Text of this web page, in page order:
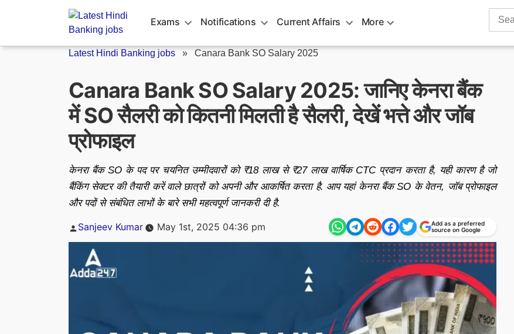
Exams Notifications Current Affairs More
Search
Latest Hindi Banking jobs » Canara Bank SO Salary 2025
Canara Bank SO Salary 2025: जानिए केनरा बैंक
में SO सैलरी को कितनी मिलती है सैलरी, देखें भत्ते और जॉब
प्रोफाइल
केनरा बैंक SO के पद पर चयनित उम्मीदवारों को ₹18 लाख से ₹27 लाख वार्षिक CTC प्रदान करता है, यही कारण है जो
बैंकिंग सेक्टर की तैयारी करें वाले छात्रों को अपनी और आकर्षित करता है. आप यहां केनरा बैंक SO के वेतन, जॉब प्रोफाइल
और पदों से संबंधित लाभों के बारे सभी महत्वपूर्ण जानकरी दी है.
Posted
Sanjeev Kumar May 1st, 2025 04:36 pm
Add as a preferred
source on Google